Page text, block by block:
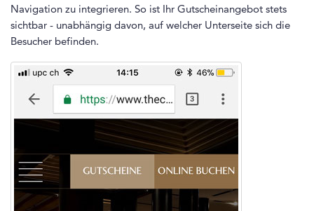
Navigation zu integrieren. So ist Ihr Gutscheinangebot stets
sichtbar - unabhängig davon, auf welcher Unterseite sich die
Besucher befinden.